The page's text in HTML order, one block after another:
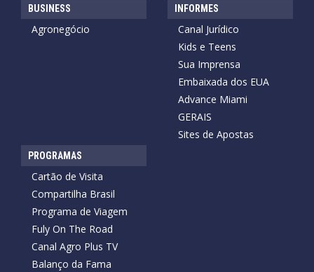
BUSINESS
Agronegócio
INFORMES
Canal Jurídico
Kids e Teens
Sua Imprensa
Embaixada dos EUA
Advance Miami
GERAIS
Sites de Apostas
PROGRAMAS
Cartão de Visita
Compartilha Brasil
Programa de Viagem
Fuly On The Road
Canal Agro Plus TV
Balanço da Fama